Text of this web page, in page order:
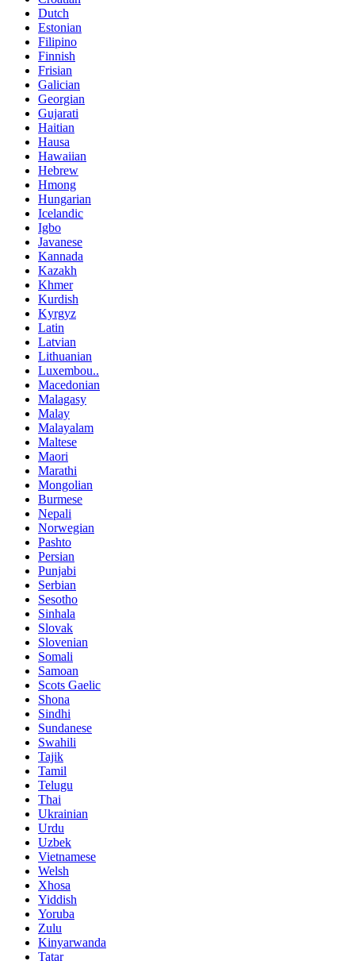
Dutch
Estonian
Filipino
Finnish
Frisian
Galician
Georgian
Gujarati
Haitian
Hausa
Hawaiian
Hebrew
Hmong
Hungarian
Icelandic
Igbo
Javanese
Kannada
Kazakh
Khmer
Kurdish
Kyrgyz
Latin
Latvian
Lithuanian
Luxembou..
Macedonian
Malagasy
Malay
Malayalam
Maltese
Maori
Marathi
Mongolian
Burmese
Nepali
Norwegian
Pashto
Persian
Punjabi
Serbian
Sesotho
Sinhala
Slovak
Slovenian
Somali
Samoan
Scots Gaelic
Shona
Sindhi
Sundanese
Swahili
Tajik
Tamil
Telugu
Thai
Ukrainian
Urdu
Uzbek
Vietnamese
Welsh
Xhosa
Yiddish
Yoruba
Zulu
Kinyarwanda
Tatar